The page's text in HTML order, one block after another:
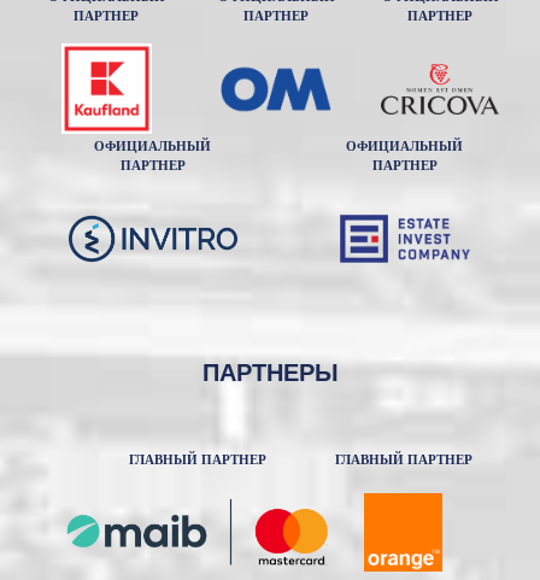
ПАРТНЕР
ПАРТНЕР
ПАРТНЕР
ОФИЦИАЛЬНЫЙ
ПАРТНЕР
ОФИЦИАЛЬНЫЙ
ПАРТНЕР
ПАРТНЕРЫ
ГЛАВНЫЙ ПАРТНЕР ГЛАВНЫЙ ПАРТНЕР